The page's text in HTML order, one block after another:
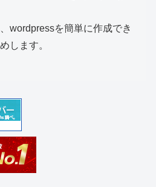
wordpressを簡単に作成でき
します。